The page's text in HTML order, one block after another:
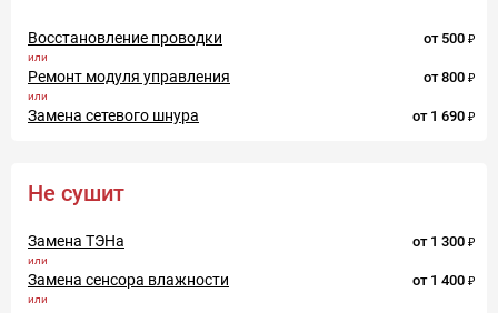
Восстановление проводки от 500
Ремонт модуля управления от 800
Замена сетевого шнура от 1 690
Не сушит
Замена ТЭНа от 1 300
Замена сенсора влажности от 1 400